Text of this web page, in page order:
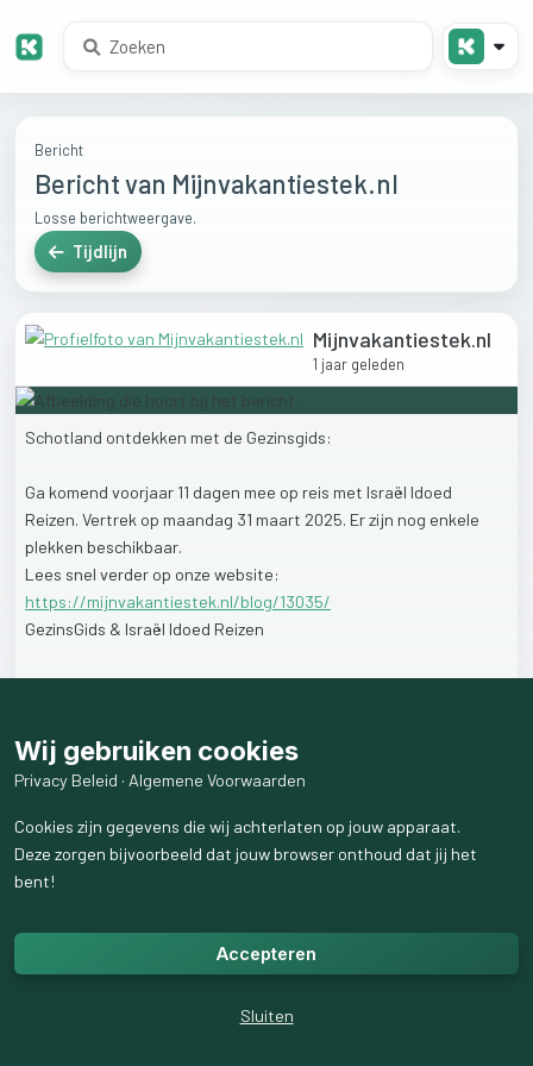
Bericht
Bericht van Mijnvakantiestek.nl
Losse berichtweergave.
Tijdlijn
Mijnvakantiestek.nl
1 jaar geleden
Schotland ontdekken met de Gezinsgids:
Ga komend voorjaar 11 dagen mee op reis met Israël Idoed
Reizen. Vertrek op maandag 31 maart 2025. Erzijn nog enkele
plekken beschikbaar.
Lees snel verder op onze website:
https://mijnvakantiestek.nl/blog/13035/
GezinsGids & Israël Idoed Reizen
#mijnvakantiestek#vakantie#schotland#christelijkevakanties
1like 49weergaven
Wij gebruiken cookies
Privacy Beleid · Algemene Voorwaarden
Cookies zijn gegevens die wij achterlaten op jouw apparaat.
Deze zorgen bijvoorbeeld dat jouw browser onthoud dat jij het
bent!
Accepteren
Sluiten